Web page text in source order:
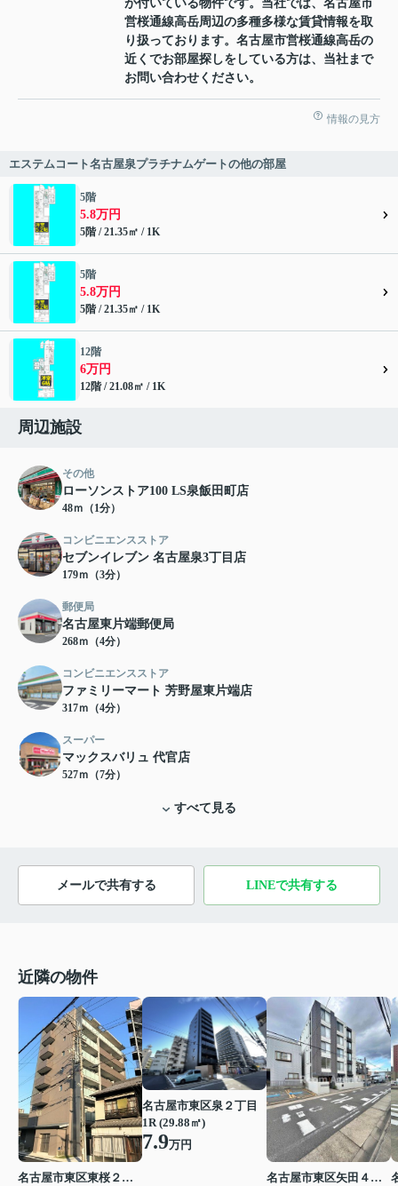
が付いている物件です。当社では、名古屋市
営桜通線高岳周辺の多種多様な賃貸情報を取
り扱っております。名古屋市営桜通線高岳の
近くでお部屋探しをしている方は、当社まで
お問い合わせください。
情報の見方
エステムコート名古屋泉プラチナムゲートの他の部屋
5階
5.8万円
5階 / 21.35㎡ / 1K
5階
5.8万円
5階 / 21.35㎡ / 1K
12階
6万円
12階 / 21.08㎡ / 1K
周辺施設
その他
ローソンストア100 LS泉飯田町店
48ｍ（1分）
コンビニエンスストア
セブンイレブン 名古屋泉3丁目店
179ｍ（3分）
郵便局
名古屋東片端郵便局
268ｍ（4分）
コンビニエンスストア
ファミリーマート 芳野屋東片端店
317ｍ（4分）
スーパー
マックスバリュ 代官店
527ｍ（7分）
すべて見る
メールで共有する LINEで共有する
近隣の物件
名古屋市東区東桜２丁目
名古屋市東区泉２丁目
1R (29.88㎡)
7.9万円
名古屋市東区矢田４丁目